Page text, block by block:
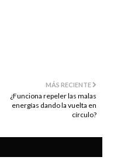
MÁS RECIENTE
¿Funciona repeler las malas
energías dando la vuelta en
círculo?